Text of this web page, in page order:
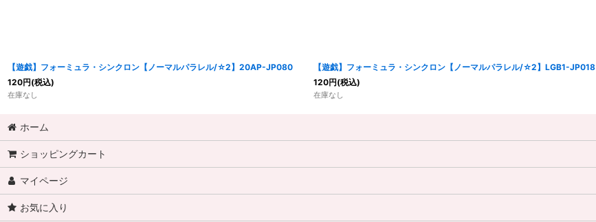
【遊戯】フォーミュラ・シンクロン【ノーマルパラレル/☆2】20AP-JP080
120円(税込)
在庫なし
【遊戯】フォーミュラ・シンクロン【ノーマルパラレル/☆2】LGB1-JP018
120円(税込)
在庫なし
ホーム
ショッピングカート
マイページ
お気に入り